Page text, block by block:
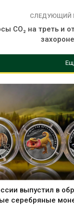
СЛЕДУЮЩИЙ
CO₂ на треть и
выпустил в
серебряные